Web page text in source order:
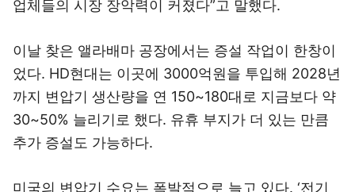
업체들의 시장 장악력이 커졌다”고 말했다.
이날 찾은 앨라배마 공장에서는 증설 작업이 한창이
었다. HD현대는 이곳에 3000억원을 투입해 2028년
까지 변압기 생산량을 연 150~180대로 지금보다 약
30~50% 늘리기로 했다. 유휴 부지가 더 있는 만큼
추가 증설도 가능하다.
미국의 변압기 수요는 폭발적으로 늘고 있다. ‘전기